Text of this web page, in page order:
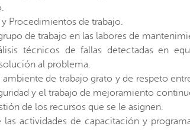
y Procedimientos de trabajo.
de trabajo en las labores de
técnicos de fallas detectadas en
al problema.
de trabajo grato y de respeto
y el trabajo de mejoramiento
de los recursos que se le asignen.
las actividades de capacitación y